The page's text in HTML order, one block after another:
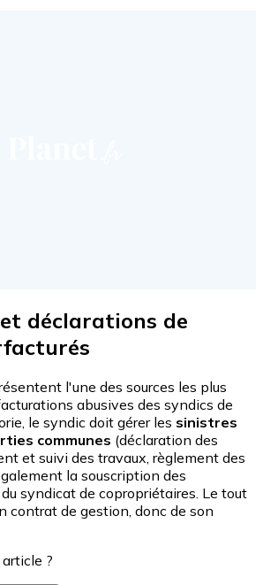
déclarations de
l'une des sources les plus
abusives des syndics de
le syndic doit gérer les sinistres
communes (déclaration des
et suivi des travaux, règlement des
la souscription des
syndicat de copropriétaires. Le tout
contrat de gestion, donc de son
?